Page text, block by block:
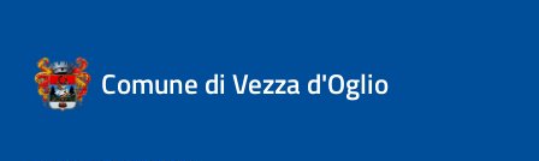
Comune di Vezza d'Oglio